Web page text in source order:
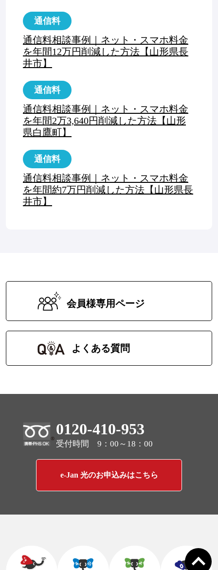
通信料
通信料相談事例｜ネット・スマホ料金
を年間12万円削減した方法【山形県長
井市】
通信料
通信料相談事例｜ネット・スマホ料金
を年間2万3,640円削減した方法【山形
県白鷹町】
通信料
通信料相談事例｜ネット・スマホ料金
を年間約7万円削減した方法【山形県長
井市】
会員様専用ページ
よくある質問
0120-410-953
受付時間 9：00～18：00
e-Jan 光のお申込みはこちら